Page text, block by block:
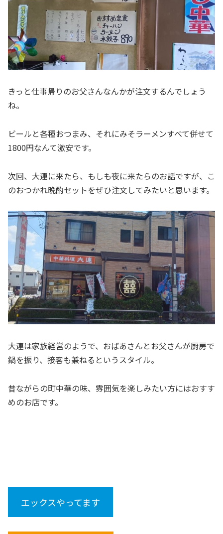
きっと仕事帰りのお父さんなんかが注文するんでしょう
ね。
ビールと各種おつまみ、それにみそラーメンすべて併せて
1800円なんて激安です。
次回、大連に来たら、もしも夜に来たらのお話ですが、こ
のおつかれ晩酌セットをぜひ注文してみたいと思います。
大連は家族経営のようで、おばあさんとお父さんが厨房で
鍋を振り、接客も兼ねるというスタイル。
昔ながらの町中華の味、雰囲気を楽しみたい方にはおすす
めのお店です。
エックスやってます